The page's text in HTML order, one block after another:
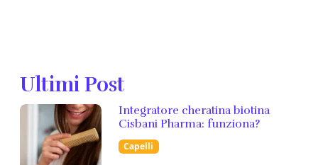
Ultimi Post
Integratore cheratina biotina
Cisbani Pharma: funziona?
Capelli